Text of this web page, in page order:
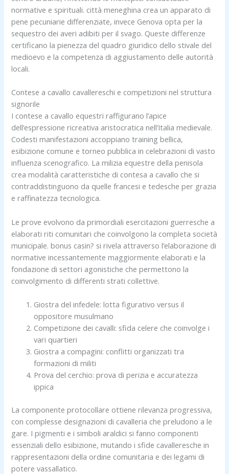
normative e spirituali. città meneghina crea un apparato di
pene pecuniarie differenziate, invece Genova opta per la
sequestro dei averi adibiti per il svago. Queste differenze
certificano la pienezza del quadro giuridico dello stivale del
medioevo e la competenza di aggiustamento delle autorità
locali.
Contese a cavallo cavallereschi e competizioni nel struttura
signorile
I contese a cavallo equestri raffigurano l’apice
dell’espressione ricreativa aristocratica nell’Italia medievale.
Codesti manifestazioni accoppiano training bellica,
esibizione comune e torneo pubblica in celebrazioni di vasto
influenza scenografico. La milizia equestre della penisola
crea modalità caratteristiche di contesa a cavallo che si
contraddistinguono da quelle francesi e tedesche per grazia
e raffinatezza tecnologica.
Le prove evolvono da primordiali esercitazioni guerresche a
elaborati riti comunitari che coinvolgono la completa società
municipale. bonus casin? si rivela attraverso l’elaborazione di
normative incessantemente maggiormente elaborati e la
fondazione di settori agonistiche che permettono la
coinvolgimento di differenti strati collettive.
Giostra del infedele: lotta figurativo versus il
oppositore musulmano
Competizione dei cavalli: sfida celere che coinvolge i
vari quartieri
Giostra a compagini: conflitti organizzati tra
formazioni di militi
Prova del cerchio: prova di perizia e accuratezza
ippica
La componente protocollare ottiene rilevanza progressiva,
con complesse designazioni di cavalleria che preludono a le
gare. I pigmenti e i simboli araldici si fanno componenti
essenziali dello esibizione, mutando i sfide cavalleresche in
rappresentazioni della ordine comunitaria e dei legami di
potere vassallatico.